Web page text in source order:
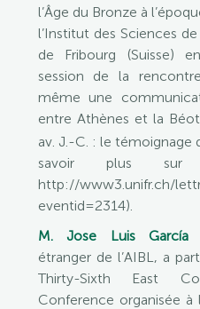
l’Âge du Bronze à
l’Institut des Sciences
de Fribourg (Suisse)
session de la
même une
entre Athènes et la
av. J.-C. : le témoignage
savoir plus
http://www3.unifr.ch/
eventid=2314).
M. Jose Luis García
étranger de l’AIBL, a
Thirty-Sixth East
Conference organisée à